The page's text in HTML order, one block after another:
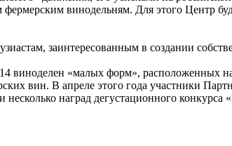
винодельням. Для этого Центр
заинтересованным в создании
«малых форм», расположенных на
вин. В апреле этого года участники
наград дегустационного конкурса